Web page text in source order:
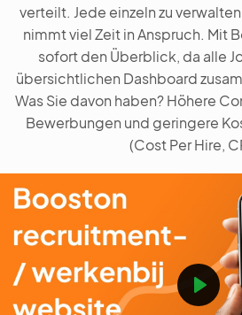
verteilt. Jede einzeln zu
nimmt viel Zeit in Anspruch. Mit
sofort den Überblick, da alle
übersichtlichen Dashboard
Was Sie davon haben? Höhere
Bewerbungen und geringere
(Cost Per Hire,
Play